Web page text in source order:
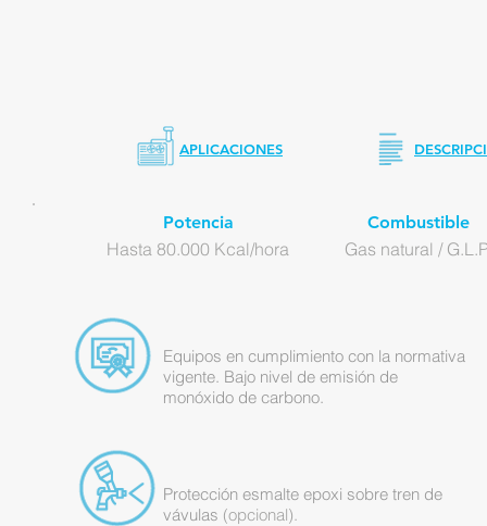
APLICACIONES
Combustible
Gas natural /
Potencia
Hasta 80.000 Kcal/hora
Equipos en cumplimiento con la normativa
vigente. Bajo nivel de emisión de
monóxido de carbono.
Protección esmalte epoxi sobre tren de
vávulas (opcional).